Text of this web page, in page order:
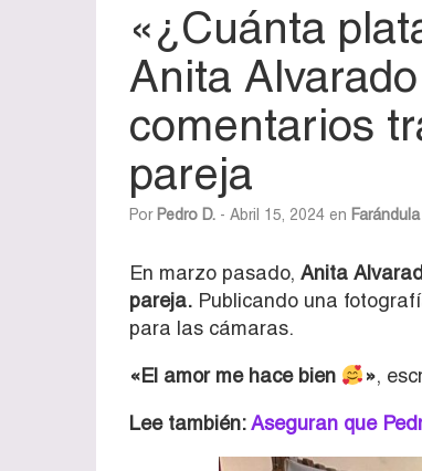
«¿Cuánta
Anita
comentarios
pareja
Por Pedro D. - Abril 15, 2024 en
En marzo pasado, Anita
pareja. Publicando una
para las cámaras.
«El amor me hace bien »,
Lee también:Aseguran que